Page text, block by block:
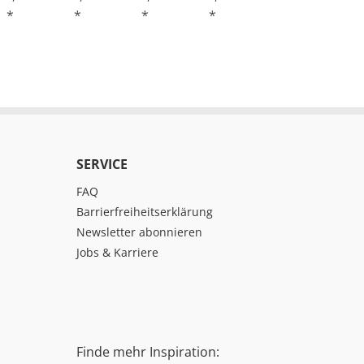
*
*
*
*
SERVICE
FAQ
Barrierfreiheitserklärung
Newsletter abonnieren
Jobs & Karriere
Finde mehr Inspiration: